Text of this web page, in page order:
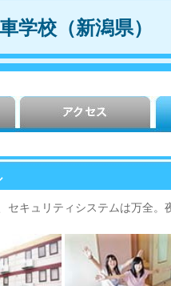
学校（新潟県）
セキュリティシステムは万全